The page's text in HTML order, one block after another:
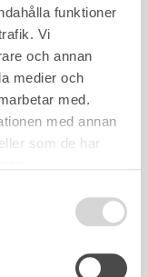
funktioner
Vi
och annan
medier och
med.
med annan
som de har